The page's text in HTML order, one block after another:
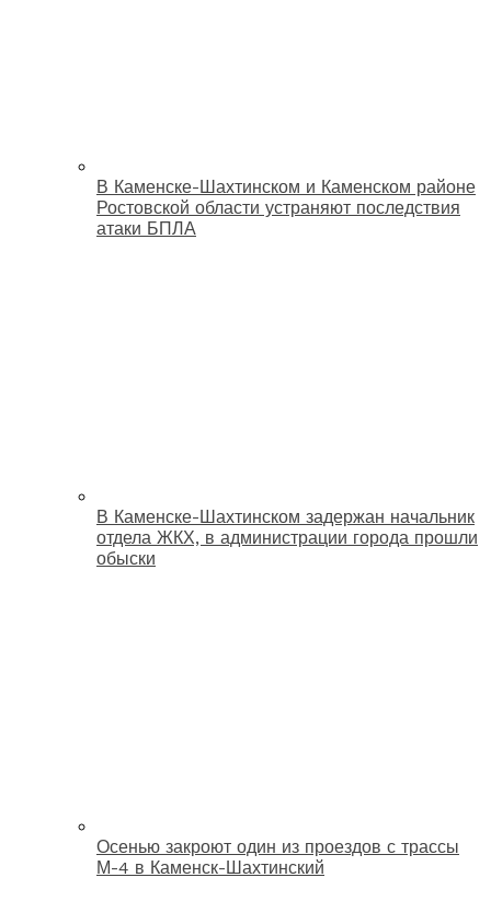
В Каменске-Шахтинском и Каменском районе
Ростовской области устраняют последствия
атаки БПЛА
В Каменске-Шахтинском задержан начальник
отдела ЖКХ, в администрации города прошли
обыски
Осенью закроют один из проездов с трассы
М-4 в Каменск-Шахтинский